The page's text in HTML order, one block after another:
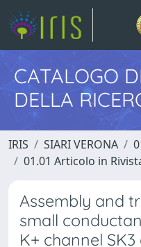
CATALOGO
DELLA
IRIS SIARI VERONA
01.01 Articolo in
Assembly and
small
K+ channel